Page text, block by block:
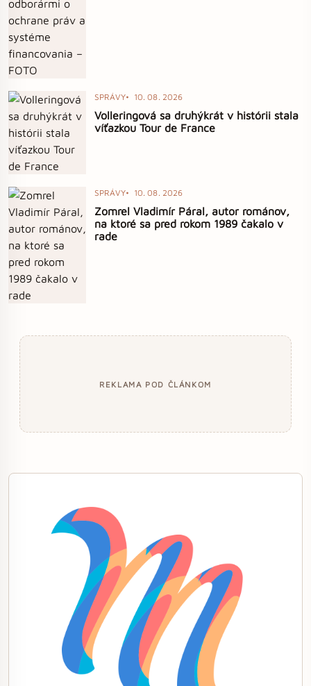
SPRÁVY 10. 08. 2026
Volleringová sa druhýkrát v histórii stala
víťazkou Tour de France
SPRÁVY 10. 08. 2026
Zomrel Vladimír Páral, autor románov,
na ktoré sa pred rokom 1989 čakalo v
rade
REKLAMA POD ČLÁNKOM